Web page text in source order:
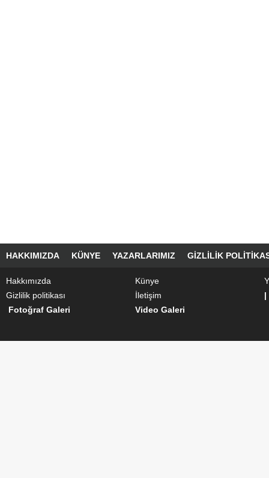
HAKKIMIZDA KÜNYE YAZARLARIMIZ GIZLILIK
Hakkımızda Künye
Gizlilik politikası
İletişim
|
Fotoğraf Galeri
Video Galeri